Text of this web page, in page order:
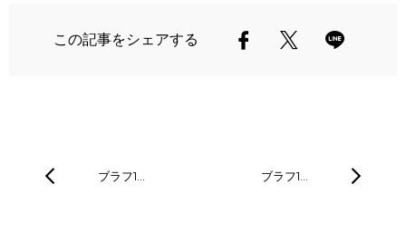
この記事をシェアする
ブラフ1… ブラフ1…